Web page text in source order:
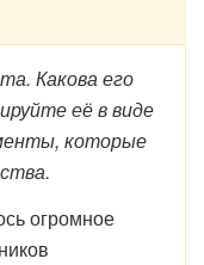
Какова его
её в виде
которые
огромное